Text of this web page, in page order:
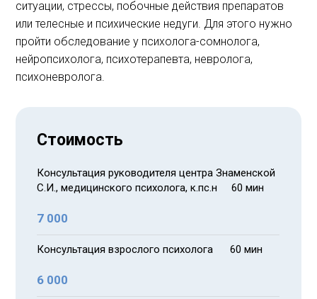
ситуации, стрессы, побочные действия препаратов
или телесные и психические недуги. Для этого нужно
пройти обследование у психолога-сомнолога,
нейропсихолога, психотерапевта, невролога,
психоневролога.
Стоимость
Консультация руководителя центра Знаменской
С.И., медицинского психолога, к.пс.н 60 мин
7 000
Консультация взрослого психолога 60 мин
6 000